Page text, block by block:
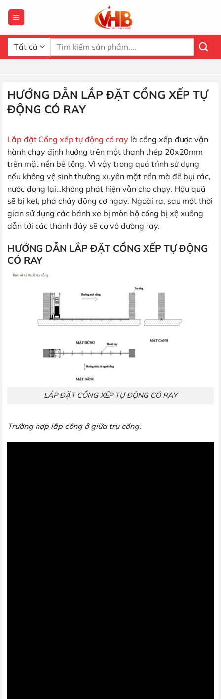
qua
dung
Tìm
kiếm:
HƯỚNG DẪN LẮP ĐẶT CỔNG XẾP TỰ
ĐỘNG CÓ RAY
Lắp đặt Cổng xếp tự động có ray là cổng xếp được vận
hành chạy định hướng trên một thanh thép 20x20mm
trên mặt nền bê tông. Vì vậy trong quá trình sử dụng
nếu không vệ sinh thường xuyên mặt nền mà để bụi rác,
nước đọng lại…không phát hiện vẫn cho chạy. Hậu quả
sẽ bị kẹt, phá cháy động cơ ngay. Ngoài ra, sau một thời
gian sử dụng các bánh xe bị mòn bộ cổng bị xệ xuống
dẫn tới các thanh đáy sẽ cọ vô đường ray.
HƯỚNG DẪN LẮP ĐẶT CỔNG XẾP TỰ ĐỘNG
CÓ RAY
LẮP ĐẶT CỔNG XẾP TỰ ĐỘNG CÓ RAY
Trường hợp lắp cổng ở giữa trụ cổng.